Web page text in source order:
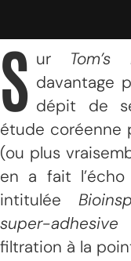
S ur Tom’s
davantage
dépit de
étude coréenne
(ou plus
en a fait l’écho
intitulée
super-
filtration à la